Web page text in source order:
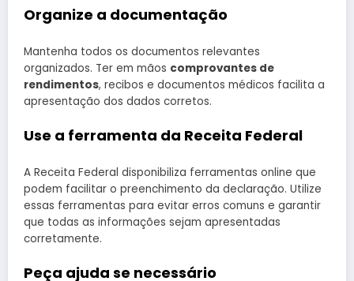
Organize a documentação
Mantenha todos os documentos relevantes
organizados. Ter em mãos comprovantes de
rendimentos, recibos e documentos médicos facilita a
apresentação dos dados corretos.
Use a ferramenta da Receita Federal
A Receita Federal disponibiliza ferramentas online que
podem facilitar o preenchimento da declaração. Utilize
essas ferramentas para evitar erros comuns e garantir
que todas as informações sejam apresentadas
corretamente.
Peça ajuda se necessário